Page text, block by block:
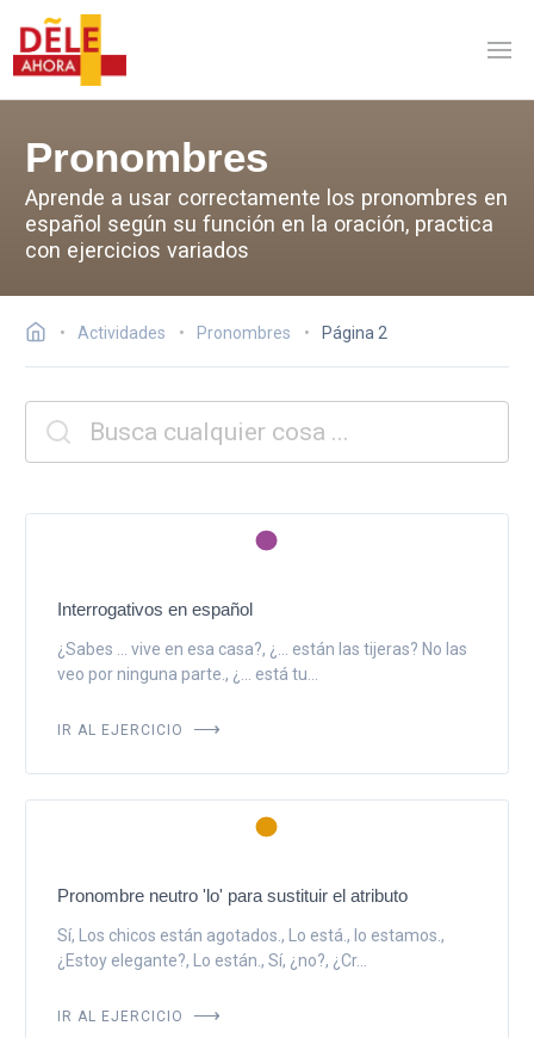
Pronombres
Aprende a usar correctamente los pronombres en
español según su función en la oración, practica
con ejercicios variados
Actividades Pronombres Página 2
Interrogativos en español
¿Sabes ... vive en esa casa?, ¿... están las tijeras? No las
veo por ninguna parte., ¿... está tu...
IR AL EJERCICIO
Pronombre neutro 'lo' para sustituir el atributo
Sí, Los chicos están agotados., Lo está., lo estamos.,
¿Estoy elegante?, Lo están., Sí, ¿no?, ¿Cr...
IR AL EJERCICIO